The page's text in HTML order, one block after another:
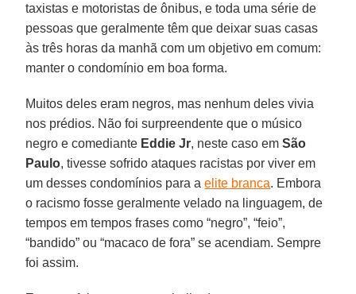
taxistas e motoristas de ônibus, e toda uma série de
pessoas que geralmente têm que deixar suas casas
às três horas da manhã com um objetivo em comum:
manter o condomínio em boa forma.
Muitos deles eram negros, mas nenhum deles vivia
nos prédios. Não foi surpreendente que o músico
negro e comediante Eddie Jr, neste caso emSão
Paulo, tivesse sofrido ataques racistas por viver em
um desses condomínios para aelite branca. Embora
o racismo fosse geralmente velado na linguagem, de
tempos em tempos frases como “negro”, “feio”,
“bandido” ou “macaco de fora” se acendiam. Sempre
foi assim.